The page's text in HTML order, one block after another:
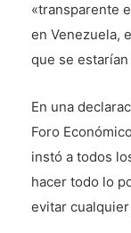
«transparente
en Venezuela,
que se
En una
Foro
instó a todos
hacer todo lo
evitar